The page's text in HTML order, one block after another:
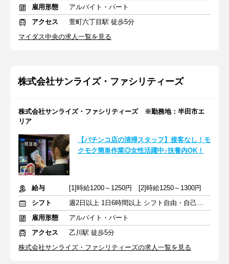
雇用形態
アルバイト・パート
アクセス
萱町六丁目駅 徒歩5分
マイダス中央の求人一覧を見る
株式会社サンライズ・ファシリティーズ
株式会社サンライズ・ファシリティーズ ※勤務地：半田市エ
リア
【パチンコ店の清掃スタッフ】接客なし！モ
クモク簡単作業◎女性活躍中♪扶養内OK！
給与
[1]時給1200～1250円 [2]時給1250～1300円
シフト
週2日以上 1日6時間以上 シフト自由・自己申告
雇用形態
アルバイト・パート
アクセス
乙川駅 徒歩5分
株式会社サンライズ・ファシリティーズの求人一覧を見る